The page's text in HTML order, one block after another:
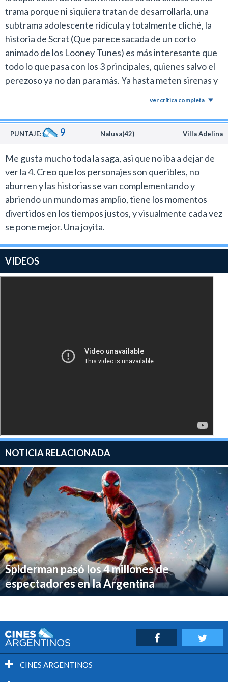
trama porque ni siquiera tratan de desarrollarla, una
subtrama adolescente ridícula y totalmente cliché, la
historia de Scrat (Que parece sacada de un corto
animado de los Looney Tunes) es más interesante que
todo lo que pasa con los 3 principales, quienes salvo el
perezoso ya no dan para más. Ya hasta meten sirenas y
que es por mucho el personaje más gracioso.
ver crítica completa
PUNTAJE: 9 Nalusa(42) Villa Adelina
Me gusta mucho toda la saga, asi que no iba a dejar de
ver la 4. Creo que los personajes son queribles, no
aburren y las historias se van complementando y
abriendo un mundo mas amplio, tiene los momentos
divertidos en los tiempos justos, y visualmente cada vez
se pone mejor. Una joyita.
VIDEOS
NOTICIA RELACIONADA
Spiderman pasó los 4 millones de
espectadores en la Argentina
CINES ARGENTINOS